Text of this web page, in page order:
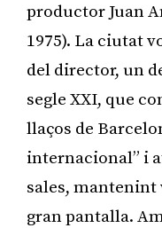
productor Juan
1975). La ciutat
del director, un
segle XXI, que
llaços de
internacional” i
sales, mantenint
gran pantalla.